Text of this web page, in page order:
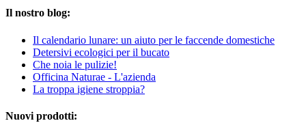
Il nostro blog:
Il calendario lunare: un aiuto per le faccende domestiche
Detersivi ecologici per il bucato
Che noia le pulizie!
Officina Naturae - L'azienda
La troppa igiene stroppia?
Nuovi prodotti: